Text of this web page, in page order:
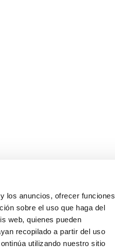
los anuncios, ofrecer funciones
sobre el uso que haga del
web, quienes pueden
recopilado a partir del uso
utilizando nuestro sitio